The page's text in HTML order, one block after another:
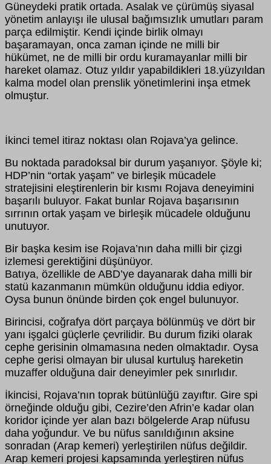
Güneydeki pratik ortada. Asalak ve çürümüş siyasal
yönetim anlayışı ile ulusal bağımsızlık umutları param
parça edilmiştir. Kendi içinde birlik olmayı
başaramayan, onca zaman içinde ne milli bir
hükümet, ne de milli bir ordu kuramayanlar milli bir
hareket olamaz. Otuz yıldır yapabildikleri 18.yüzyıldan
kalma model olan prenslik yönetimlerini inşa etmek
olmuştur.
İkinci temel itiraz noktası olan Rojava’ya gelince.
Bu noktada paradoksal bir durum yaşanıyor. Şöyle ki;
HDP’nin “ortak yaşam” ve birleşik mücadele
stratejisini eleştirenlerin bir kısmı Rojava deneyimini
başarılı buluyor. Fakat bunlar Rojava başarısının
sırrının ortak yaşam ve birleşik mücadele olduğunu
unutuyor.
Bir başka kesim ise Rojava’nın daha milli bir çizgi
izlemesi gerektiğini düşünüyor.
Batıya, özellikle de ABD’ye dayanarak daha milli bir
statü kazanmanın mümkün olduğunu iddia ediyor.
Oysa bunun önünde birden çok engel bulunuyor.
Birincisi, coğrafya dört parçaya bölünmüş ve dört bir
yanı işgalci güçlerle çevrilidir. Bu durum fiziki olarak
cephe gerisinin olmamasına neden olmaktadır. Oysa
cephe gerisi olmayan bir ulusal kurtuluş hareketin
muzaffer olduğuna dair deneyimler pek sınırlıdır.
İkincisi, Rojava’nın toprak bütünlüğü zayıftır. Gire spi
örneğinde olduğu gibi, Cezire’den Afrin’e kadar olan
koridor içinde yer alan bazı bölgelerde Arap nüfusu
daha yoğundur. Ve bu nüfus sanıldığının aksine
sonradan (Arap kemeri) yerleştirilen nüfus değildir.
Arap kemeri projesi kapsamında yerleştiren nüfus